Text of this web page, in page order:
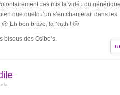
pas mis la vidéo du
que quelqu’un s’en chargerait dans les
😉 Eh ben bravo, la Nath ! 🙂
bisous des Osibo’s.